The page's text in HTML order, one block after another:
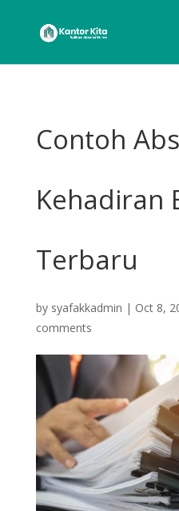
Contoh
Kehadiran
Terbaru
by syafakkadmin | Oct 8,
comments